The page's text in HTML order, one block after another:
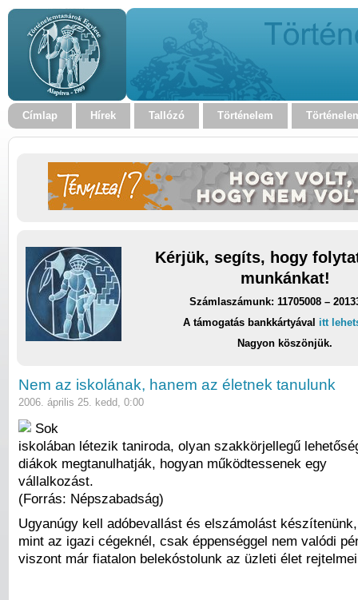
Címlap Hírek Tallózó Történelem
Kérjük, segíts, hogy
munkánkat!
Számlaszámunk: 11705008 –
A támogatás bankkártyával itt
Nagyon köszönjük.
Nem az iskolának, hanem az életnek tanulunk
2006. április 25. kedd, 0:00
Sok
iskolában létezik taniroda, olyan szakkörjellegű
diákok megtanulhatják, hogyan működtessenek egy
vállalkozást.
(Forrás: Népszabadság)
Ugyanúgy kell adóbevallást és elszámolást készítenünk,
mint az igazi cégeknél, csak éppenséggel nem valódi
viszont már fiatalon belekóstolunk az üzleti élet